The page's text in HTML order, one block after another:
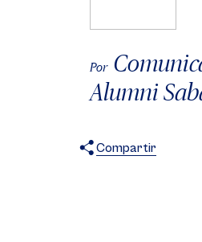
Por
Alumni
Compartir